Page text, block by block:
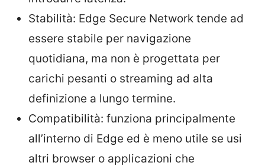
Stabilità: Edge Secure Network tende ad
essere stabile per navigazione
quotidiana, ma non è progettata per
carichi pesanti o streaming ad alta
definizione a lungo termine.
Compatibilità: funziona principalmente
all’interno di Edge ed è meno utile se usi
altri browser o applicazioni che